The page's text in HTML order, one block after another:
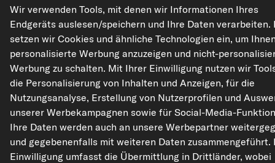
¹„Gratis Versand“ oder „ohne Versandkosten“ entsprechen dem Wegfall der
deutschen Versandkostenpauschale von 6,90 €.
Wir verwenden Tools, mit denen wir Informationen Ihres
Endgeräts auslesen/speichern und Ihre Daten verarbeiten.
setzen wir Cookies und ähnliche Technologien ein, um
personalisierte Werbung anzuzeigen und nicht-
Werbung zu schalten. Mit Ihrer Einwilligung nutzen wir
die Personalisierung von Inhalten und Anzeigen, für die
Nutzungsanalyse, Erstellung von Nutzerprofilen und
unserer Werbekampagnen sowie für Social-Media-
Ihre Daten werden auch an unsere Werbepartner
und gegebenenfalls mit weiteren Daten zusammengeführt.
Einwilligung umfasst die Übermittlung in Drittländer, wobei